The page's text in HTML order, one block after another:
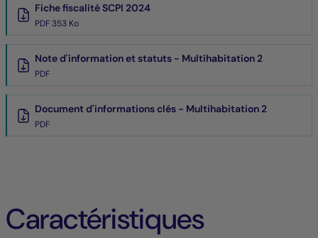
Fiche fiscalité SCPI 2024
PDF 353 Ko
Note d'information et statuts - Multihabitation 2
PDF
Document d'informations clés - Multihabitation 2
PDF
Caractéristiques